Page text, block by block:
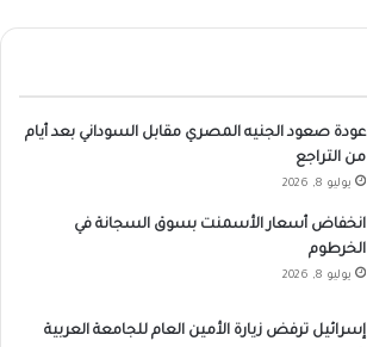
عودة صعود الجنيه المصري مقابل السوداني بعد أيام
من التراجع
يوليو 8, 2026
انخفاض أسعار الأسمنت بسوق السجانة في
الخرطوم
يوليو 8, 2026
إسرائيل ترفض زيارة الأمين العام للجامعة العربية